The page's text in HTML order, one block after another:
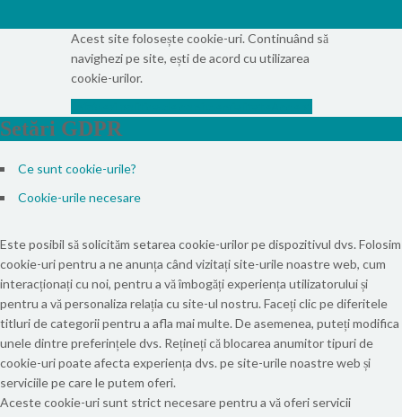
Acest site folosește cookie-uri. Continuând să
navighezi pe site, ești de acord cu utilizarea
cookie-urilor.
Setări GDPR
Ce sunt cookie-urile?
Cookie-urile necesare
Este posibil să solicităm setarea cookie-urilor pe dispozitivul dvs. Folosim
cookie-uri pentru a ne anunța când vizitați site-urile noastre web, cum
interacționați cu noi, pentru a vă îmbogăți experiența utilizatorului și
pentru a vă personaliza relația cu site-ul nostru. Faceți clic pe diferitele
titluri de categorii pentru a afla mai multe. De asemenea, puteți modifica
unele dintre preferințele dvs. Rețineți că blocarea anumitor tipuri de
cookie-uri poate afecta experiența dvs. pe site-urile noastre web și
serviciile pe care le putem oferi.
Aceste cookie-uri sunt strict necesare pentru a vă oferi servicii